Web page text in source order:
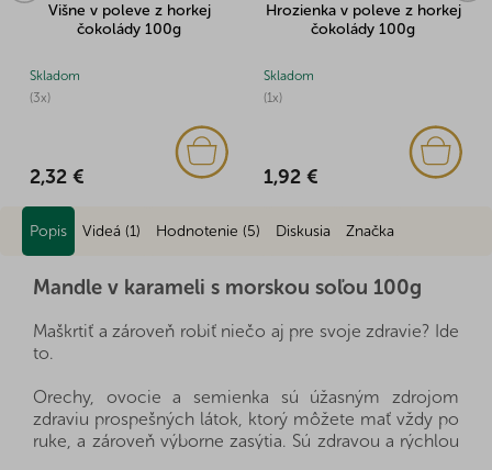
Višne v poleve z horkej
čokolády 100g
(3x)
Skladom
2,32 €
Hrozienka v poleve z horkej
čokolády 100g
(1x)
Skladom
1,92 €
Popis Videá (1) Hodnotenie (5) Diskusia Značka
Mandle v karameli s morskou soľou 100g
Maškrtiť a zároveň robiť niečo aj pre svoje zdravie? Ide
to.
Orechy, ovocie a semienka sú úžasným zdrojom
zdraviu prospešných látok, ktorý môžete mať vždy po
ruke, a zároveň výborne zasýtia. Sú zdravou a rýchlou